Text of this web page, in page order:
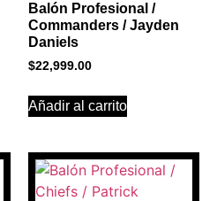
Balón Profesional /
Commanders / Jayden
Daniels
$22,999.00
Añadir al carrito